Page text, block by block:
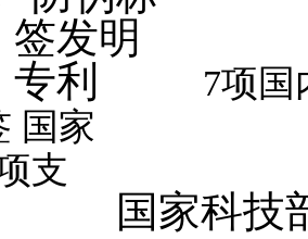
7项国
国家科技